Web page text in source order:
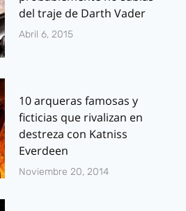
del traje de Darth Vader
Abril 6, 2015
10 arqueras famosas y
ficticias que rivalizan en
destreza con Katniss
Everdeen
Noviembre 20, 2014